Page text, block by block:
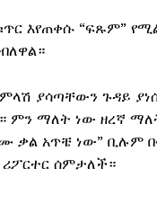
እየጠቀሱ “ፍጹም”
ያሳጣቸውን ጉዳይ
ምን ማለት ነው ዘረኛ
ቃል አጥቼ ነው” ቢሉም
ሪፖርተር ሰምታለች።